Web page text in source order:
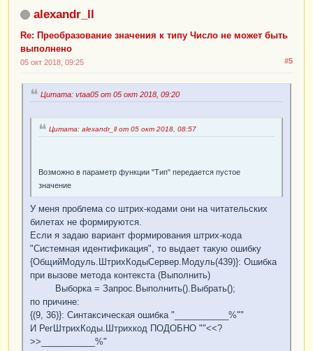
alexandr_ll
Re: Преобразование значения к типу Число не может быть
выполнено
#5
05 окт 2018, 09:25
Цитата: vtaa05 от 05 окт 2018, 09:20
Цитата: alexandr_ll от 05 окт 2018, 08:57
Возможно в параметр функции "Тип" передается пустое
значение
У меня проблема со штрих-кодами они на читательских
билетах не формируются.
Если я задаю вариант формирования штрих-кода
"Системная идентификация", то выдает такую ошибку
{ОбщийМодуль.ШтрихКодыСервер.Модуль(439)}: Ошибка
при вызове метода контекста (Выполнить)
Выборка = Запрос.Выполнить().Выбрать();
по причине:
{(9, 36)}: Синтаксическая ошибка "___________%""
И РегШтрихКоды.Штрихкод ПОДОБНО ""<<?
>>___________%"